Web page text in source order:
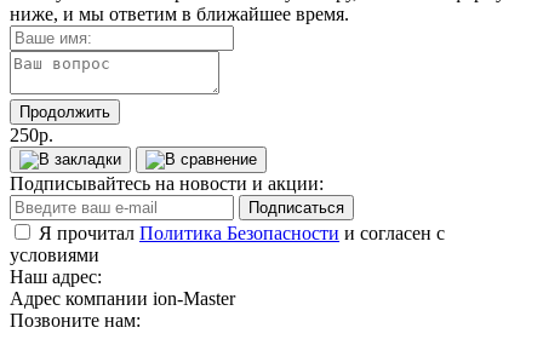
ниже, и мы ответим в ближайшее время.
Продолжить
250р.
Подписывайтесь на новости и акции:
Подписаться
Я прочитал Политика Безопасности и согласен с
условиями
Наш адрес:
Адрес компании ion-Master
Позвоните нам: